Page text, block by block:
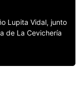
Lupita Vidal, junto
de La Cevichería